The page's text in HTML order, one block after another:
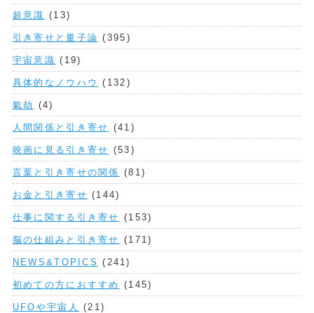
超意識 (13)
引き寄せと量子論 (395)
宇宙意識 (19)
具体的なノウハウ (132)
氣劫 (4)
人間関係と引き寄せ (41)
映画に見る引き寄せ (53)
言葉と引き寄せの関係 (81)
お金と引き寄せ (144)
仕事に関する引き寄せ (153)
脳の仕組みと引き寄せ (171)
NEWS&TOPICS (241)
初めての方におすすめ (145)
UFOや宇宙人 (21)